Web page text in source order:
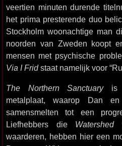
veertien minuten durende
het prima presterende duo
Stockholm woonachtige man
noorden van Zweden koopt
mensen met psychische
Via I Fridstaat namelijk voor
The Northern Sanctuaryis
metalplaat, waarop Dan
samensmelten tot een
Liefhebbers die Watershed
waarderen, hebben hier een